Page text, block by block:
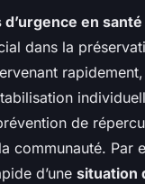
en
dans la
de
communauté. Par
d’une situation